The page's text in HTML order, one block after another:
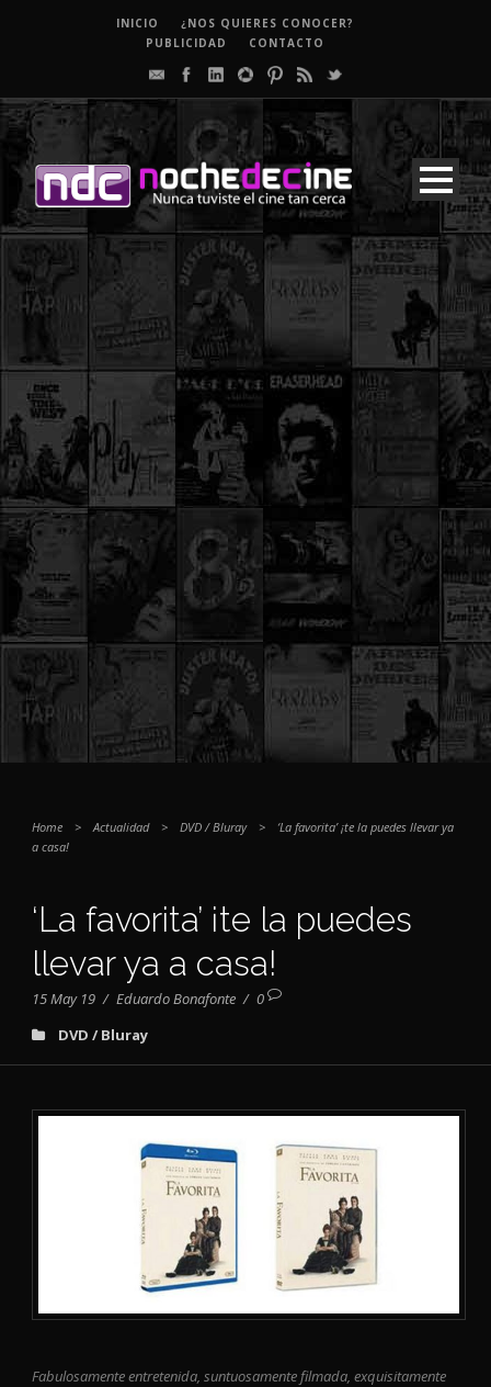
INICIO
¿NOS QUIERES CONOCER?
PUBLICIDAD
CONTACTO
Home > Actualidad > DVD / Bluray >
‘La favorita’ ¡te la puedes llevar ya
a casa!
‘La favorita’ ¡te la puedes
llevar ya a casa!
15 May 19 / Eduardo Bonafonte / 0
DVD / Bluray
Fabulosamente entretenida, suntuosamente filmada, exquisitamente